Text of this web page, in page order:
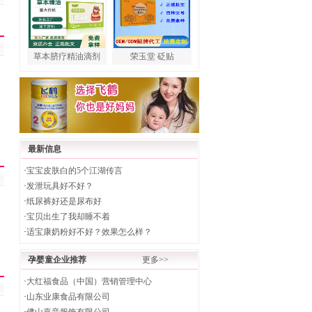
草本脐疗精油滴剂 荣玉堂 砭贴
最新信息
·宝宝皮肤白的5个江湖传言
·发泄玩具好不好？
·纸尿裤好还是尿布好
·宝贝出生了我却睡不着
·适宝康奶粉好不好？效果怎么样？
孕婴童企业推荐 更多>>
·大红福食品（中国）营销管理中心
·山东业康食品有限公司